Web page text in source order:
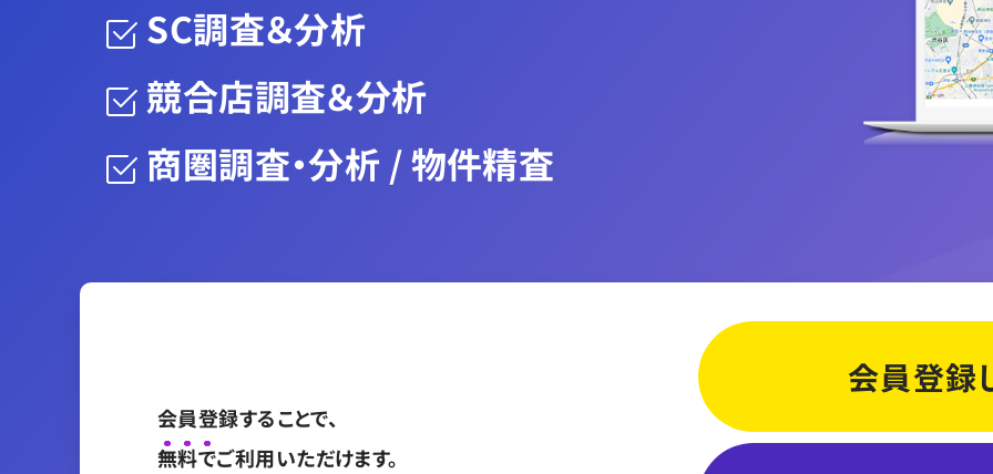
SC調査＆分析
競合店調査＆分析
商圏調査・分析 /物件精査
会員登録することで、
無料でご利用いただけます。
会員登録